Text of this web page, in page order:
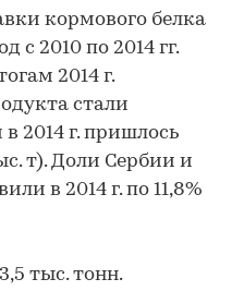
кормового белка
2010 по 2014 гг.
2014 г.
стали
2014 г. пришлось
т). Доли Сербии и
в 2014 г. по 11,8%
тыс. тонн.